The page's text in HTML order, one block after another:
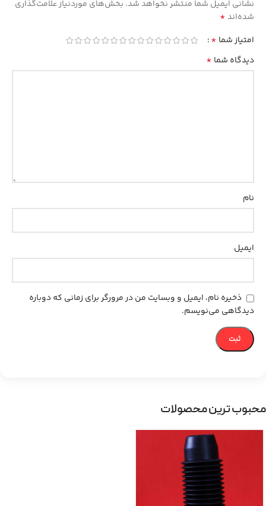
نشانی ایمیل شما منتشر نخواهد شد. بخش‌های موردنیاز علامت‌گذاری
شده‌اند*
امتیاز شما *
دیدگاه شما *
نام
ایمیل
ذخیره نام، ایمیل و وبسایت من در مرورگر برای زمانی که دوباره
دیدگاهی می‌نویسم.
محبوب ترین محصولات